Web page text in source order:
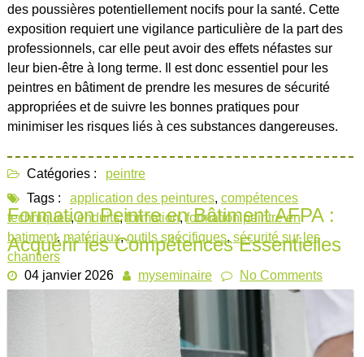
des poussières potentiellement nocifs pour la santé. Cette
exposition requiert une vigilance particulière de la part des
professionnels, car elle peut avoir des effets néfastes sur
leur bien-être à long terme. Il est donc essentiel pour les
peintres en bâtiment de prendre les mesures de sécurité
appropriées et de suivre les bonnes pratiques pour
minimiser les risques liés à ces substances dangereuses.
Catégories :
peintre
Tags :
application des peintures, compétences
techniques,enduits,formation,formation peintre en
batiment, matériaux,outils spécifiques, sécurité sur les
chantiers
Formation Peintre en Bâtiment AFPA :
Acquérir les Compétences Essentielles
04 janvier 2026 myseminaire No Comments